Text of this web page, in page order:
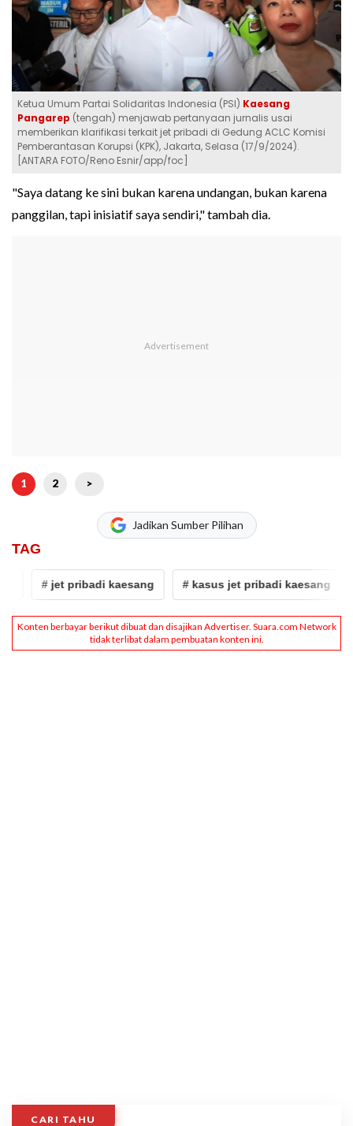
Ketua Umum Partai Solidaritas Indonesia (PSI) Kaesang
Pangarep (tengah) menjawab pertanyaan jurnalis usai
memberikan klarifikasi terkait jet pribadi di Gedung ACLC Komisi
Pemberantasan Korupsi (KPK), Jakarta, Selasa (17/9/2024).
[ANTARA FOTO/Reno Esnir/app/foc]
"Saya datang ke sini bukan karena undangan, bukan karena
panggilan, tapi inisiatif saya sendiri," tambah dia.
1 2 >
Jadikan Sumber Pilihan
TAG
jet pribadi kaesang # kasus jet pribadi kaesang #
CARI TAHU